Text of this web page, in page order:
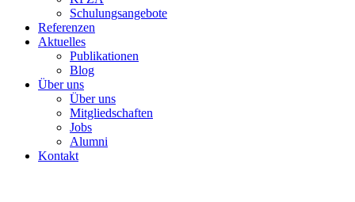
Schulungsangebote
Referenzen
Aktuelles
Publikationen
Blog
Über uns
Über uns
Mitgliedschaften
Jobs
Alumni
Kontakt